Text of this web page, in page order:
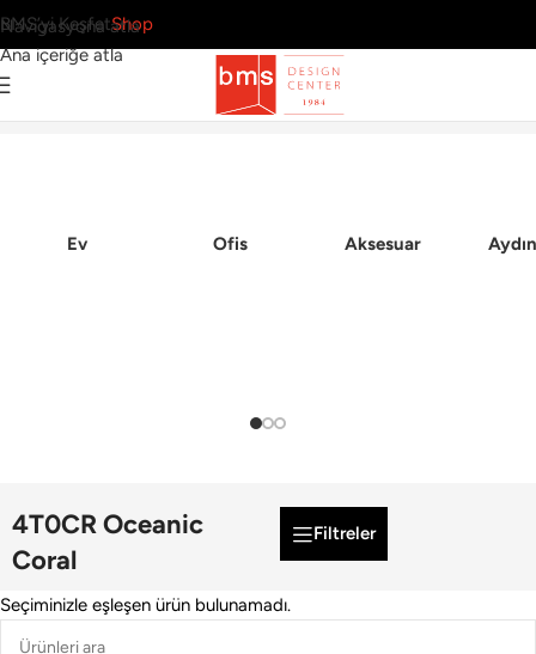
Navigasyona atla
Ana içeriğe atla
BMS’yi KeşfetShop
Ev Ofis Aksesuar
4T0CR Oceanic
Coral
Filtreler
Seçiminizle eşleşen ürün bulunamadı.